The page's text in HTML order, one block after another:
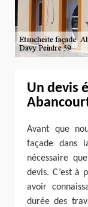
Un devis
Avant que
façade dans
nécessaire
devis. C’est à
avoir
durée des